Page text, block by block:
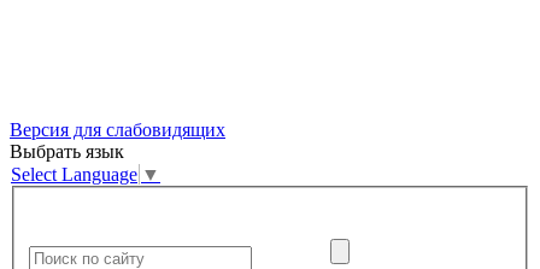
Версия для слабовидящих
Выбрать язык
Select Language ▼